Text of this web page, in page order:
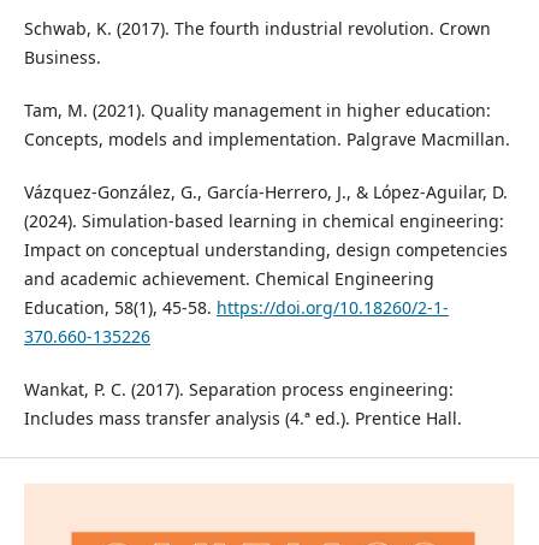
Schwab, K. (2017). The fourth industrial revolution. Crown
Business.
Tam, M. (2021). Quality management in higher education:
Concepts, models and implementation. Palgrave Macmillan.
Vázquez-González, G., García-Herrero, J., & López-Aguilar, D.
(2024). Simulation-based learning in chemical engineering:
Impact on conceptual understanding, design competencies
and academic achievement. Chemical Engineering
Education, 58(1), 45-58. https://doi.org/10.18260/2-1-
370.660-135226
Wankat, P. C. (2017). Separation process engineering:
Includes mass transfer analysis (4.ª ed.). Prentice Hall.